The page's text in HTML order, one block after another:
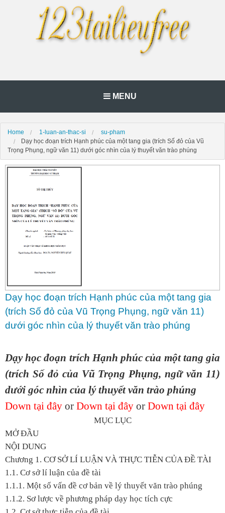
MENU
Home 1-luan-an-thac-si
su-pham
Dạy học đoạn trích Hạnh phúc của một tang gia (trích Số đỏ của Vũ
Trọng Phụng, ngữ văn 11) dưới góc nhìn của lý thuyết văn trào phúng
Dạy học đoạn trích Hạnh phúc của một tang gia
(trích Số đỏ của Vũ Trọng Phụng, ngữ văn 11)
dưới góc nhìn của lý thuyết văn trào phúng
Dạy học đoạn trích Hạnh phúc của một tang gia
(trích Số đỏ của Vũ Trọng Phụng, ngữ văn 11)
dưới góc nhìn của lý thuyết văn trào phúng
Down tại đây or Down tại đây or Down tại đây
MỤC LỤC
MỞ ĐẦU
NỘI DUNG
Chương 1. CƠ SỞ LÍ LUẬN VÀ THỰC TIỄN CỦA ĐỀ TÀI
1.1. Cơ sở lí luận của đề tài
1.1.1. Một số vấn đề cơ bản về lý thuyết văn trào phúng
1.1.2. Sơ lược về phương pháp dạy học tích cực